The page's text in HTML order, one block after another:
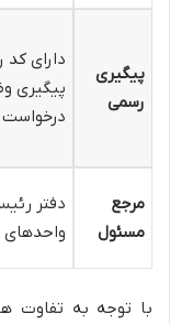
پیگیری
رسمی
دارای
پیگیری
مرجع
مسئول
دفتر
واحدهای
با توجه به تفاوت